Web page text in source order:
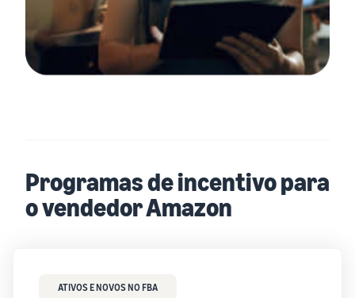
Programas de incentivo para
o vendedor Amazon
ATIVOS E NOVOS NO FBA